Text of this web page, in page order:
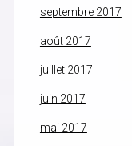
septembre 2017
août 2017
juillet 2017
juin 2017
mai 2017